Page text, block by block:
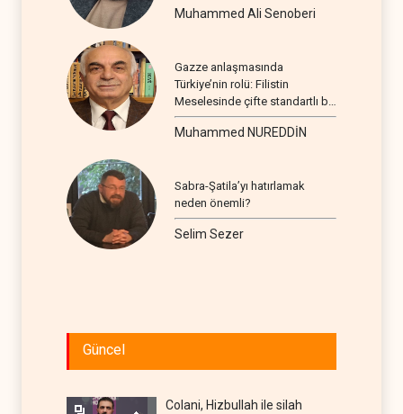
Muhammed Ali Senoberi
Gazze anlaşmasında
Türkiye’nin rolü: Filistin
Meselesinde çifte standartlı bir
seyir
Muhammed NUREDDİN
Sabra-Şatila’yı hatırlamak
neden önemli?
Selim Sezer
Güncel
Colani, Hizbullah ile silah